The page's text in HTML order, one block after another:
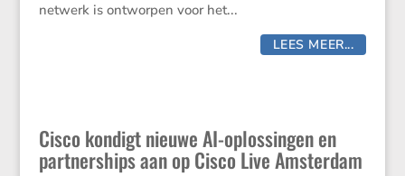
netwerk is ontworpen voor het...
LEES MEER...
Cisco kondigt nieuwe AI-oplossingen en
partnerships aan op Cisco Live Amsterdam